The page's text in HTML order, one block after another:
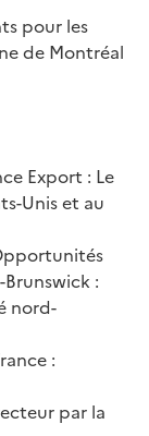
pour les
de Montréal
Export : Le
Unis et au
:
nord-
:
par la